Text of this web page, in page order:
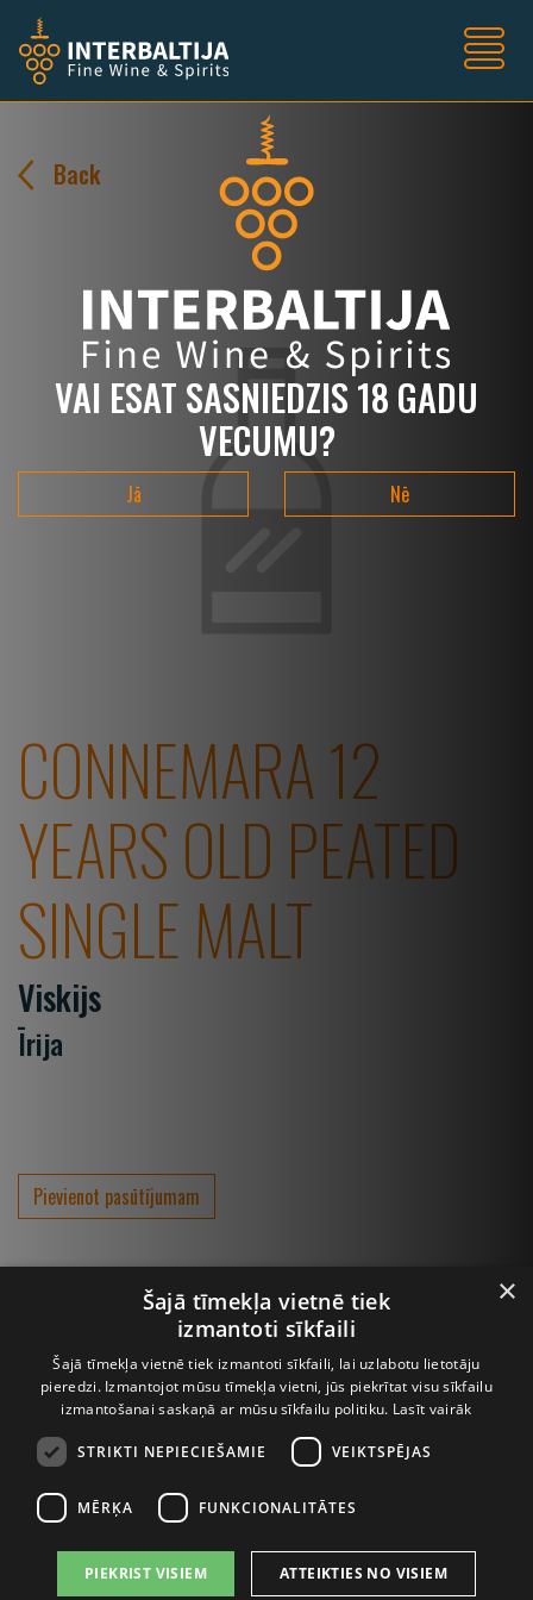
VAI ESAT SASNIEDZIS 18 GADU
VECUMU?
Jā Nē
Back
CONNEMARA 12
YEARS OLD PEATED
SINGLE MALT
Viskijs
Īrija
Pievienot pasūtījumam
Lapeņu iela 3, Rīga, LV-1013, Tālrunis:67068930
E-pasts:
×
Šajā tīmekļa vietnē tiek
izmantoti sīkfaili
Šajā tīmekļa vietnē tiek izmantoti sīkfaili, lai uzlabotu lietotāju
pieredzi. Izmantojot mūsu tīmekļa vietni, jūs piekrītat visu sīkfailu
izmantošanai saskaņā ar mūsu sīkfailu politiku. Lasīt vairāk
STRIKTI NEPIECIEŠAMIE VEIKTSPĒJAS
MĒRĶA FUNKCIONALITĀTES
PIEKRIST VISIEM ATTEIKTIES NO VISIEM